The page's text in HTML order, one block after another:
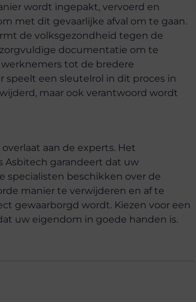
wordt ingepakt, vervoerd en
met dit gevaarlijke afval om te gaan.
de volksgezondheid tegen de
documentatie om te
tot de bredere
speelt een sleutelrol in dit proces in
maar ook verantwoord wordt
aan de experts. Het
Asbitech garandeert dat uw
specialisten beschikken over de
manier te verwijderen en af te
gewaarborgd wordt. Kiezen voor een
uw eigendom in goede handen is.